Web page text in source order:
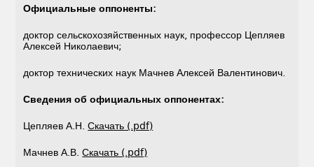
Официальные оппоненты:
доктор сельскохозяйственных наук, профессор Цепляев
Алексей Николаевич;
доктор технических наук Мачнев Алексей Валентинович.
Сведения об официальных оппонентах:
Цепляев А.Н.Скачать (.pdf)
Мачнев А.В.Скачать (.pdf)